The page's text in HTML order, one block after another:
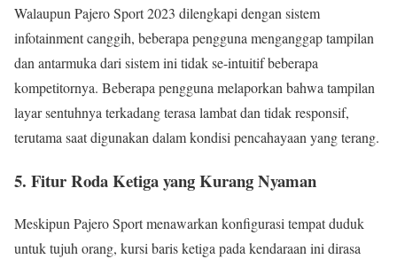
Walaupun Pajero Sport 2023 dilengkapi dengan sistem
infotainment canggih, beberapa pengguna menganggap tampilan
dan antarmuka dari sistem ini tidak se-intuitif beberapa
kompetitornya. Beberapa pengguna melaporkan bahwa tampilan
layar sentuhnya terkadang terasa lambat dan tidak responsif,
terutama saat digunakan dalam kondisi pencahayaan yang terang.
5. Fitur Roda Ketiga yang Kurang Nyaman
Meskipun Pajero Sport menawarkan konfigurasi tempat duduk
untuk tujuh orang, kursi baris ketiga pada kendaraan ini dirasa